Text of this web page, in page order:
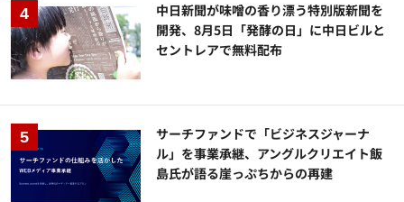
中日新聞が味噌の香り漂う特別版新聞を
開発、8月5日「発酵の日」に中日ビルと
セントレアで無料配布
サーチファンドで「ビジネスジャーナ
ル」を事業承継、アングルクリエイト飯
島氏が語る崖っぷちからの再建